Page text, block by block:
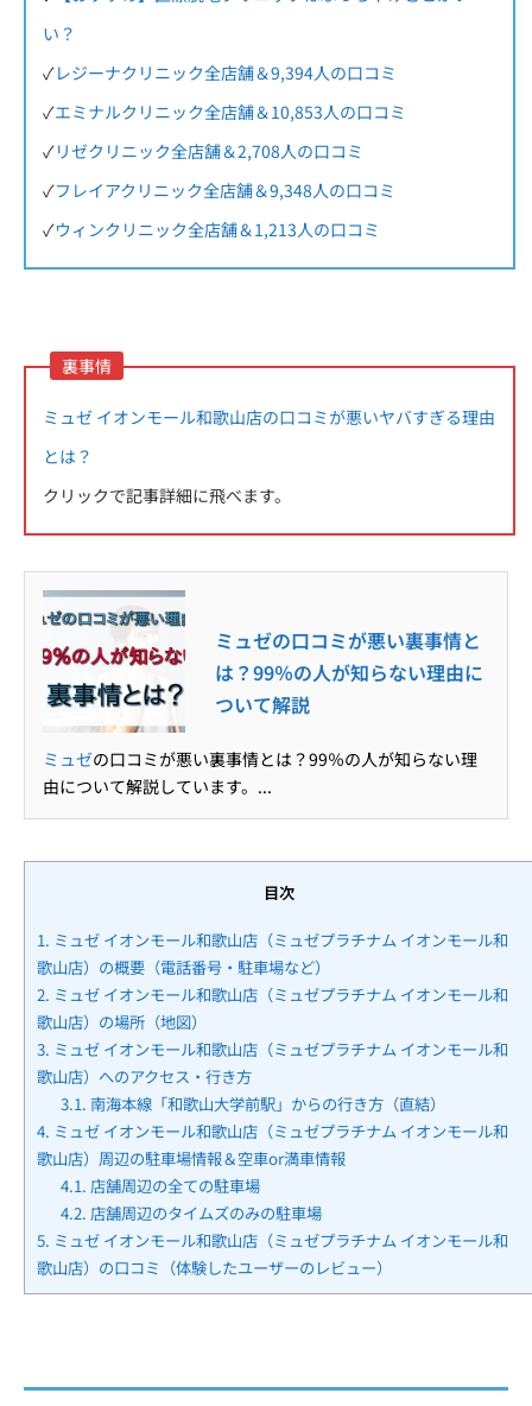
い？
✓レジーナクリニック全店舗＆9,394人の口コミ
✓エミナルクリニック全店舗＆10,853人の口コミ
✓リゼクリニック全店舗＆2,708人の口コミ
✓フレイアクリニック全店舗＆9,348人の口コミ
✓ウィンクリニック全店舗＆1,213人の口コミ
裏事情
ミュゼ イオンモール和歌山店の口コミが悪いヤバすぎる理由
とは？
クリックで記事詳細に飛べます。
ミュゼの口コミが悪い裏事情と
は？99％の人が知らない理由に
ついて解説
ミュゼの口コミが悪い裏事情とは？99％の人が知らない理
由について解説しています。...
目次
1. ミュゼ イオンモール和歌山店（ミュゼプラチナム イオンモール和
歌山店）の概要（電話番号・駐車場など）
2. ミュゼ イオンモール和歌山店（ミュゼプラチナム イオンモール和
歌山店）の場所（地図）
3. ミュゼ イオンモール和歌山店（ミュゼプラチナム イオンモール和
歌山店）へのアクセス・行き方
3.1. 南海本線「和歌山大学前駅」からの行き方（直結）
4. ミュゼ イオンモール和歌山店（ミュゼプラチナム イオンモール和
歌山店）周辺の駐車場情報＆空車or満車情報
4.1. 店舗周辺の全ての駐車場
4.2. 店舗周辺のタイムズのみの駐車場
5. ミュゼ イオンモール和歌山店（ミュゼプラチナム イオンモール和
歌山店）の口コミ（体験したユーザーのレビュー）